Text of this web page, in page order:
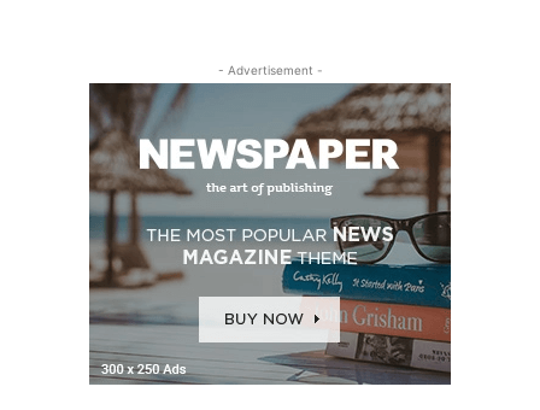
- Advertisement -